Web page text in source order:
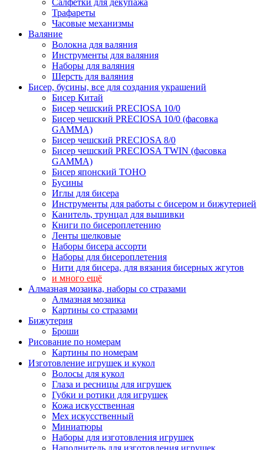
Салфетки для декупажа
Трафареты
Часовые механизмы
Валяние
Волокна для валяния
Инструменты для валяния
Наборы для валяния
Шерсть для валяния
Бисер, бусины, все для создания украшений
Бисер Китай
Бисер чешский PRECIOSA 10/0
Бисер чешский PRECIOSA 10/0 (фасовка
GAMMA)
Бисер чешский PRECIOSA 8/0
Бисер чешский PRECIOSA TWIN (фасовка
GAMMA)
Бисер японский TOHO
Бусины
Иглы для бисера
Инструменты для работы с бисером и бижутерией
Канитель, трунцал для вышивки
Книги по бисероплетению
Ленты шелковые
Наборы бисера ассорти
Наборы для бисероплетения
Нити для бисера, для вязания бисерных жгутов
и много ещё
Алмазная мозаика, наборы со стразами
Алмазная мозаика
Картины co стразами
Бижутерия
Броши
Рисование по номерам
Картины по номерам
Изготовление игрушек и кукол
Волосы для кукол
Глаза и ресницы для игрушек
Губки и ротики для игрушек
Кожа искусственная
Мех искусственный
Миниатюры
Наборы для изготовления игрушек
Наполнитель для изготовления игрушек